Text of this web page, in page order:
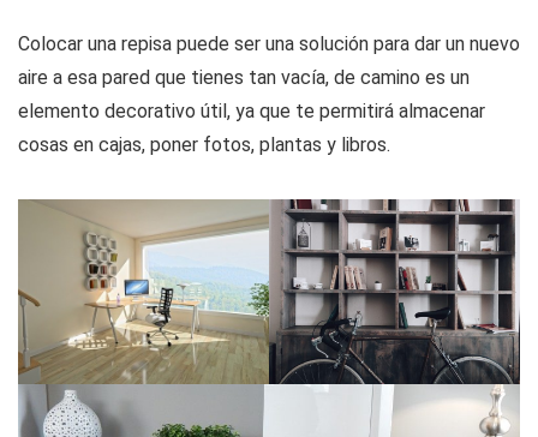
Colocar una repisa puede ser una solución para dar un nuevo
aire a esa pared que tienes tan vacía, de camino es un
elemento decorativo útil, ya que te permitirá almacenar
cosas en cajas, poner fotos, plantas y libros.